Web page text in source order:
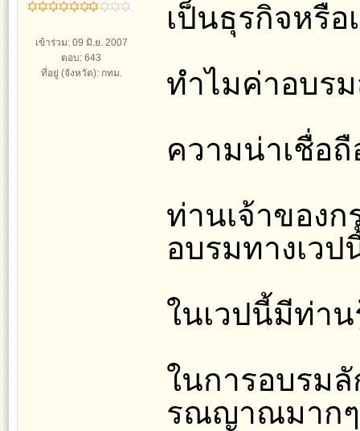
เข้าร่วม: 09 มิ.ย. 2007
ตอบ: 643
ที่อยู่ (จังหวัด): กทม.
เป็นธุรกิจหรือ
ทำไมค่าอบร
ความน่าเชื่อ
ท่านเจ้าของ
อบรมทางเว
ในเวปนี้มีท่า
ในการอบรม
รณญาณมาก